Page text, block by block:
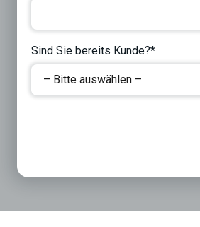
Sind Sie bereits Kunde?*